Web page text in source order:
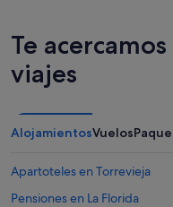
Te
viajes
AlojamientosVuelos
Apartoteles en Torrevieja
Pensiones en La Florida